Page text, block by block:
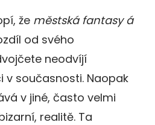
že městská fantasy á
od svého
neodvíjí
v současnosti. Naopak
v jiné, často velmi
realitě. Ta